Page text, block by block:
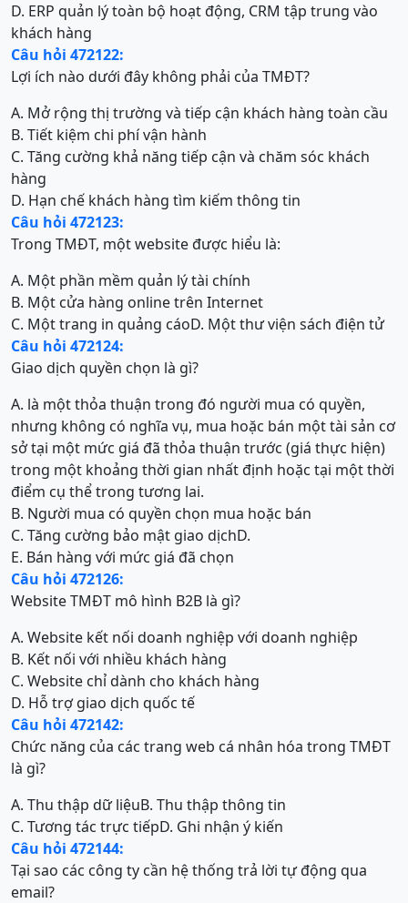
D. ERP quản lý toàn bộ hoạt động, CRM tập trung vào
khách hàng
Câu hỏi 472122:
Lợi ích nào dưới đây không phải của TMĐT?
A. Mở rộng thị trường và tiếp cận khách hàng toàn cầu
B. Tiết kiệm chi phí vận hành
C. Tăng cường khả năng tiếp cận và chăm sóc khách
hàng
D. Hạn chế khách hàng tìm kiếm thông tin
Câu hỏi 472123:
Trong TMĐT, một website được hiểu là:
A. Một phần mềm quản lý tài chính
B. Một cửa hàng online trên Internet
C. Một trang in quảng cáoD. Một thư viện sách điện tử
Câu hỏi 472124:
Giao dịch quyền chọn là gì?
A. là một thỏa thuận trong đó người mua có quyền,
nhưng không có nghĩa vụ, mua hoặc bán một tài sản cơ
sở tại một mức giá đã thỏa thuận trước (giá thực hiện)
trong một khoảng thời gian nhất định hoặc tại một thời
điểm cụ thể trong tương lai.
B. Người mua có quyền chọn mua hoặc bán
C. Tăng cường bảo mật giao dịchD.
E. Bán hàng với mức giá đã chọn
Câu hỏi 472126:
Website TMĐT mô hình B2B là gì?
A. Website kết nối doanh nghiệp với doanh nghiệp
B. Kết nối với nhiều khách hàng
C. Website chỉ dành cho khách hàng
D. Hỗ trợ giao dịch quốc tế
Câu hỏi 472142:
Chức năng của các trang web cá nhân hóa trong TMĐT
là gì?
A. Thu thập dữ liệuB. Thu thập thông tin
C. Tương tác trực tiếpD. Ghi nhận ý kiến
Câu hỏi 472144:
Tại sao các công ty cần hệ thống trả lời tự động qua
email?